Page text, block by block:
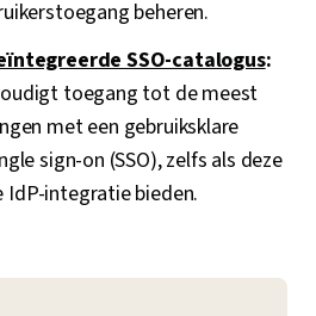
beheren.
SSO-catalogus:
toegang tot de meest
met een gebruiksklare
sign-on (SSO), zelfs als deze
IdP-integratie bieden.